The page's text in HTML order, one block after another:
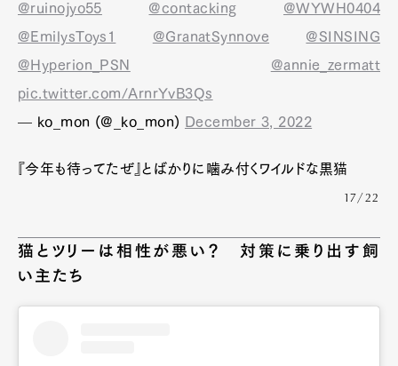
@ruinojyo55
@contacking
@WYWH0404
@EmilysToys1
@GranatSynnove
@SINSING
@Hyperion_PSN
@annie_zermatt
pic.twitter.com/ArnrYvB3Qs
— ko_mon (@_ko_mon)
December 3, 2022
『今年も待ってたぜ』とばかりに噛み付くワイルドな黒猫
17/22
猫とツリーは相性が悪い？ 対策に乗り出す飼
い主たち